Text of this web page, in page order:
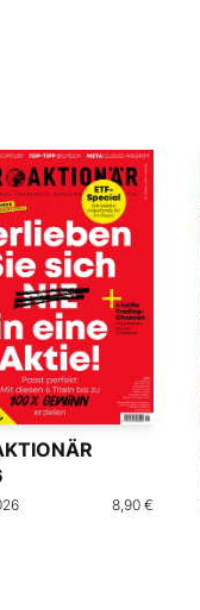
8,90 €